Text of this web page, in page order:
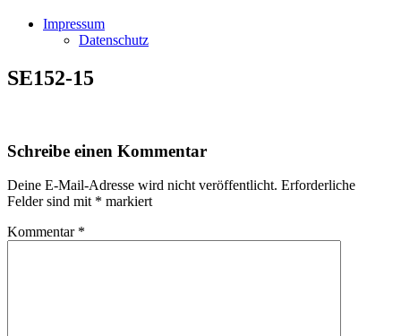
Impressum
Datenschutz
SE152-15
Schreibe einen Kommentar
Deine E-Mail-Adresse wird nicht veröffentlicht. Erforderliche
Felder sind mit * markiert
Kommentar *